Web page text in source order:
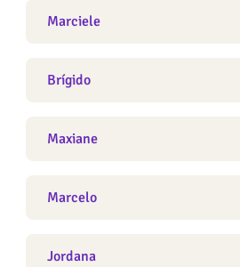
Marciele
Brígido
Maxiane
Marcelo
Jordana